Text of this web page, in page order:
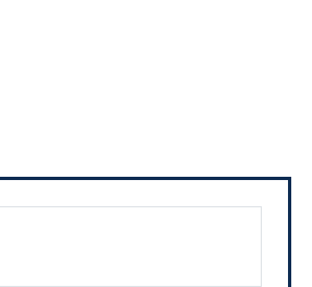
Annunci